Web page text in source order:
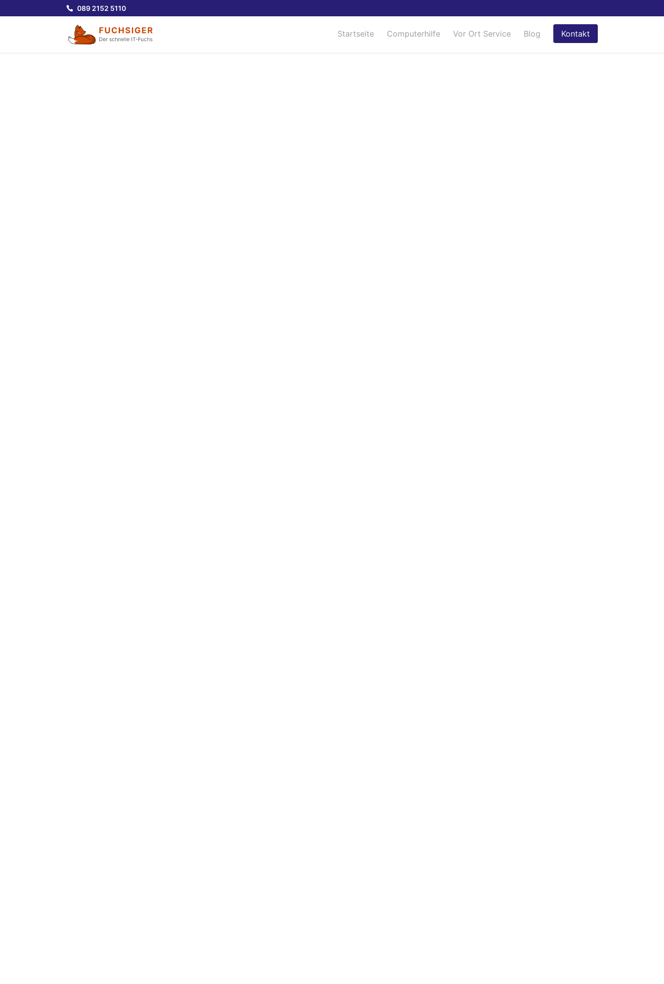
089 2152 5110
Startseite Computerhilfe Vor Ort Service Blog Kontakt